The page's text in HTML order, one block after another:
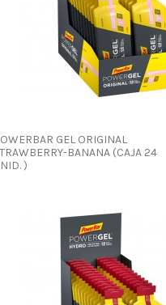
GEL ORIGINAL
BANANA (CAJA 24
)